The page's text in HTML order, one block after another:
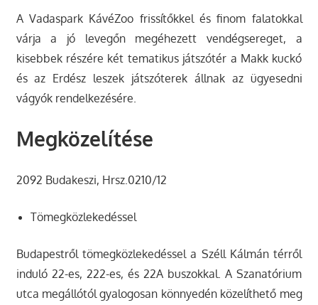
A Vadaspark KávéZoo frissítőkkel és finom falatokkal
várja a jó levegőn megéhezett vendégsereget, a
kisebbek részére két tematikus játszótér a Makk kuckó
és az Erdész leszek játszóterek állnak az ügyesedni
vágyók rendelkezésére.
Megközelítése
2092 Budakeszi, Hrsz.0210/12
Tömegközlekedéssel
Budapestről tömegközlekedéssel a Széll Kálmán térről
induló 22-es, 222-es, és 22A buszokkal. A Szanatórium
utca megállótól gyalogosan könnyedén közelíthető meg